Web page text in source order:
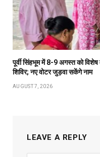
पूर्वी सिंहभूम में 8-9 अगस्त को विशेष
शिविर; नए वोटर जुड़वा सकेंगे नाम
AUGUST 7, 2026
LEAVE A REPLY